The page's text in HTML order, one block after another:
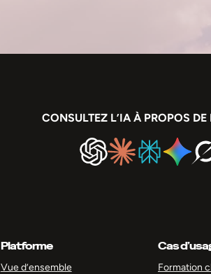
CONSULTEZ L’IA À PROPOS DE
Platforme
Vue d’ensemble
Cas
Formation